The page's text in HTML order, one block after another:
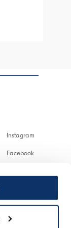
Instagram
Facebook
Twitter
Spotify